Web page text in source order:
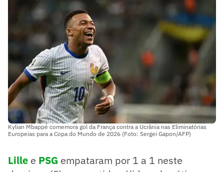
Kylian Mbappé comemora gol da França contra a Ucrânia nas Eliminatórias
Europeias para a Copa do Mundo de 2026 (Foto: Sergei Gapon/AFP)
Lille e PSG empataram por 1 a 1 neste